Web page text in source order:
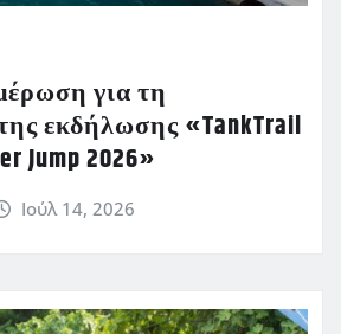
για τη
εκδήλωσης «TankTrail
Jump 2026»
Ιούλ 14, 2026